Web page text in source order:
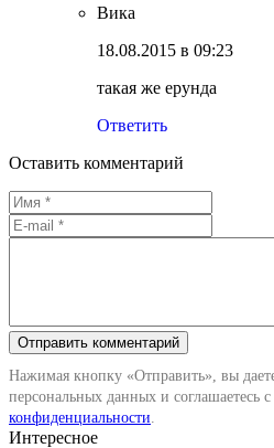
Вика
18.08.2015 в 09:23
такая же ерунда
Ответить
Оставить комментарий
Нажимая кнопку «Отправить», вы
персональных данных и соглашаетесь с
конфиденциальности
Интересное